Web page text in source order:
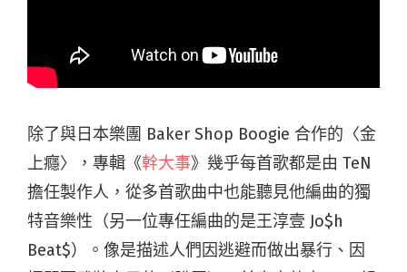
除了與日本樂團 Baker Shop Boogie 合作的〈金
上癮〉，專輯《幹大事》幾乎每首歌都是由 TeN
擔任製作人，從多首歌曲中也能聽見他編曲的獨
特音樂性（另一位專任編曲的是王淳壹 Jo$h
Beat$）。像是描述人們因逃避而做出暴行、因